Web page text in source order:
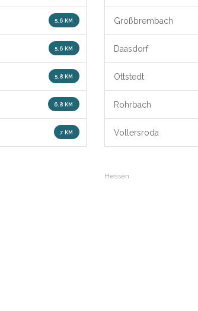
5.6 KM
5.6 KM
5.8 KM
6.8 KM
7 KM
Großbrembach
Daasdorf
Ottstedt
Rohrbach
Vollersroda
Hessen